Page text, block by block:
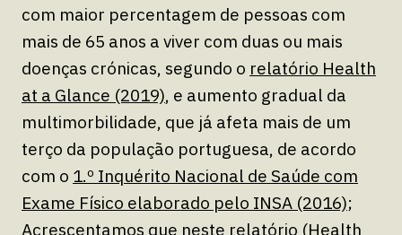
com maior percentagem de pessoas com
mais de 65 anos a viver com duas ou mais
doenças crónicas, segundo o relatório Health
at a Glance (2019), e aumento gradual da
multimorbilidade, que já afeta mais de um
terço da população portuguesa, de acordo
com o 1.º Inquérito Nacional de Saúde com
Exame Físico elaborado pelo INSA (2016);
Acrescentamos que neste relatório (Health